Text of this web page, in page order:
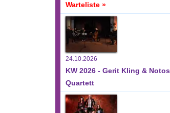
Warteliste »
24.10.2026
KW 2026 - Gerit Kling & Notos
Quartett